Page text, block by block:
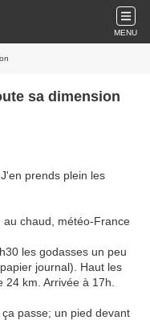
MENU
sa dimension
prends plein les
chaud, météo-France
les godasses un peu
journal). Haut les
km. Arrivée à 17h.
passe; un pied devant